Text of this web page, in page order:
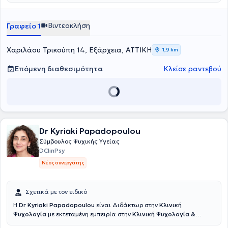
Γραφείο 1 Βιντεοκλήση
Χαριλάου Τρικούπη 14, Εξάρχεια, ΑΤΤΙΚΗ 1,9 km
Επόμενη διαθεσιμότητα Κλείσε ραντεβού
Dr Kyriaki Papadopoulou
Σύμβουλος Ψυχικής Υγείας
DClinPsy
Νέος συνεργάτης
Σχετικά με τον ειδικό
Η Dr Kyriaki Papadopoulou είναι Διδάκτωρ στην Κλινική
Ψυχολογία με εκτεταμένη εμπειρία στην Κλινική Ψυχολογία &